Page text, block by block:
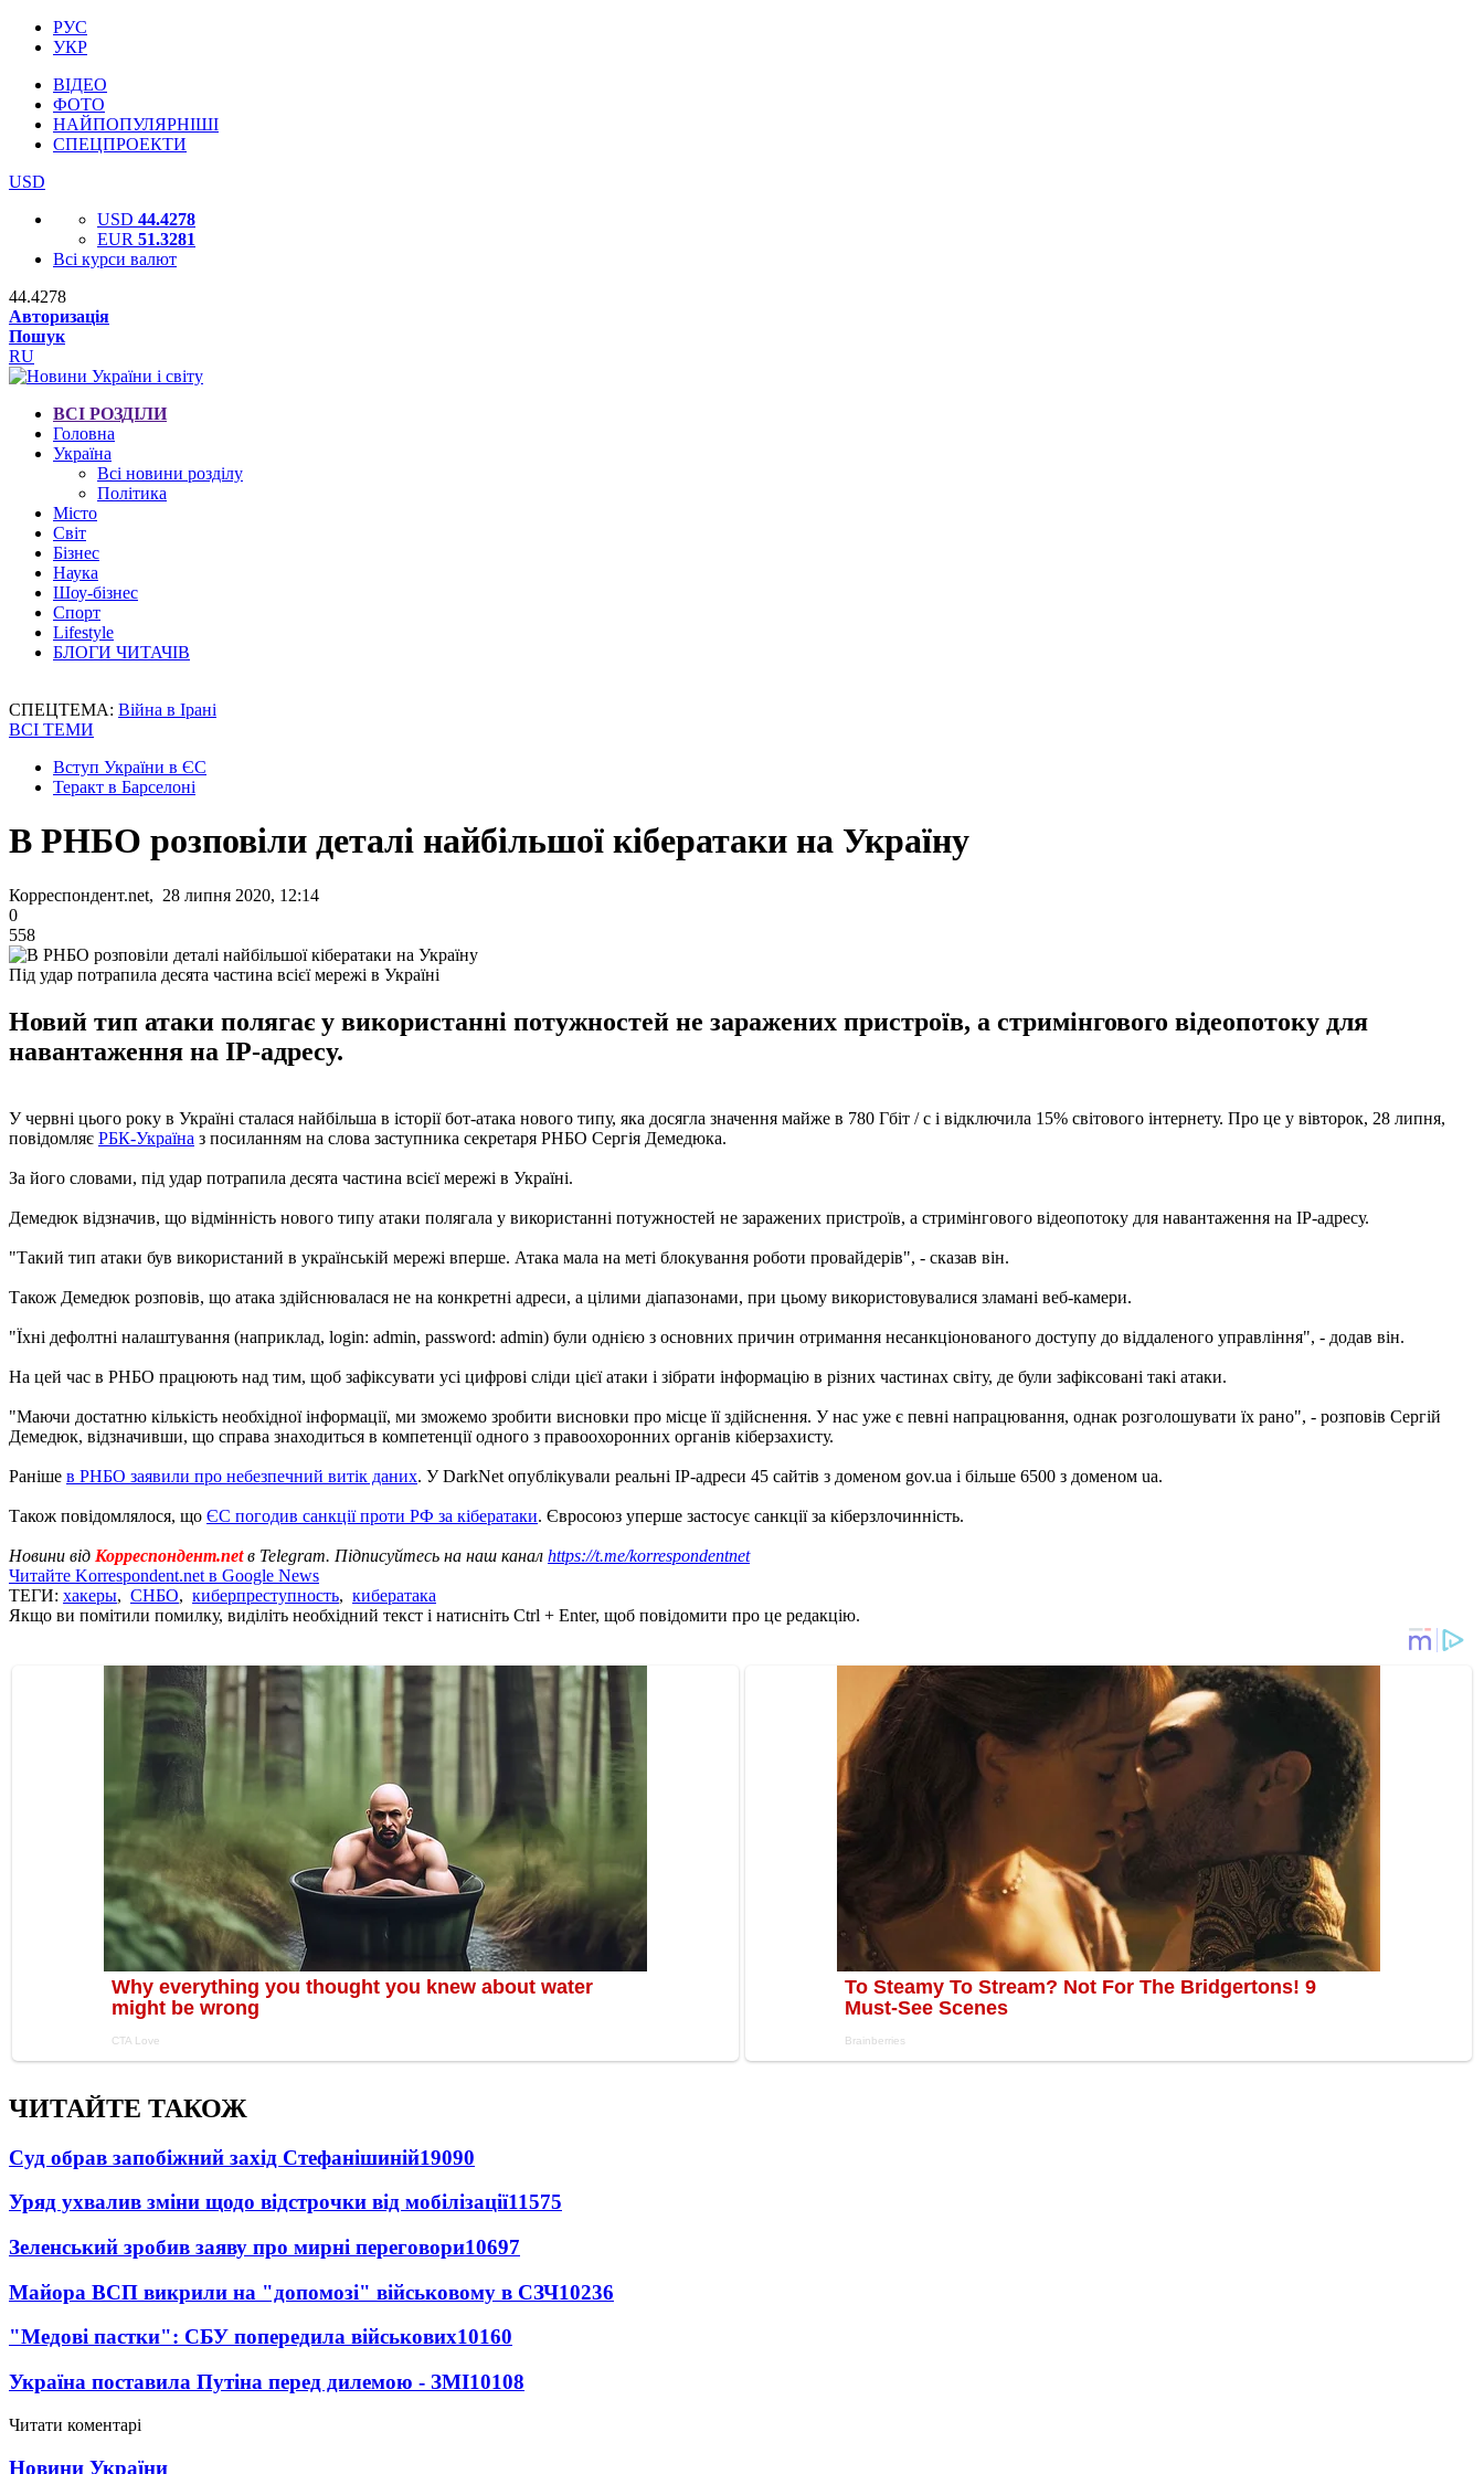
РУС
УКР
ВІДЕО
ФОТО
НАЙПОПУЛЯРНІШІ
СПЕЦПРОЕКТИ
USD
USD 44.4278
EUR 51.3281
Всі курси валют
44.4278
Авторизація
Пошук
RU
ВСІ РОЗДІЛИ
Головна
Україна
Всі новини розділу
Політика
Місто
Світ
Бізнес
Наука
Шоу-бізнес
Спорт
Lifestyle
БЛОГИ ЧИТАЧІВ
СПЕЦТЕМА: Війна в Ірані
ВСІ ТЕМИ
Вступ України в ЄС
Теракт в Барселоні
В РНБО розповіли деталі найбільшої кібератаки на Україну
Корреспондент.net, 28 липня 2020, 12:14
0
558
Під удар потрапила десята частина всієї мережі в Україні
Новий тип атаки полягає у використанні потужностей не заражених пристроїв, а стримінгового відеопотоку для
навантаження на IP-адресу.
У червні цього року в Україні сталася найбільша в історії бот-атака нового типу, яка досягла значення майже в 780 Гбіт / с і відключила 15% світового інтернету. Про це у вівторок, 28 липня,
повідомляє РБК-Україна з посиланням на слова заступника секретаря РНБО Сергія Демедюка.
За його словами, під удар потрапила десята частина всієї мережі в Україні.
Демедюк відзначив, що відмінність нового типу атаки полягала у використанні потужностей не заражених пристроїв, а стримінгового відеопотоку для навантаження на IP-адресу.
"Такий тип атаки був використаний в українській мережі вперше. Атака мала на меті блокування роботи провайдерів", - сказав він.
Також Демедюк розповів, що атака здійснювалася не на конкретні адреси, а цілими діапазонами, при цьому використовувалися зламані веб-камери.
"Їхні дефолтні налаштування (наприклад, login: admin, password: admin) були однією з основних причин отримання несанкціонованого доступу до віддаленого управління", - додав він.
На цей час в РНБО працюють над тим, щоб зафіксувати усі цифрові сліди цієї атаки і зібрати інформацію в різних частинах світу, де були зафіксовані такі атаки.
"Маючи достатню кількість необхідної інформації, ми зможемо зробити висновки про місце її здійснення. У нас уже є певні напрацювання, однак розголошувати їх рано", - розповів Сергій
Демедюк, відзначивши, що справа знаходиться в компетенції одного з правоохоронних органів кіберзахисту.
Раніше в РНБО заявили про небезпечний витік даних. У DarkNet опублікували реальні IP-адреси 45 сайтів з доменом gov.ua і більше 6500 з доменом ua.
Також повідомлялося, що ЄС погодив санкції проти РФ за кібератаки. Євросоюз уперше застосує санкції за кіберзлочинність.
Новини від Корреспондент.netв Telegram. Підписуйтесь на наш канал https://t.me/korrespondentnet
Читайте Korrespondent.net в Google News
ТЕГИ: хакеры, СНБО, киберпреступность, кибератака
Якщо ви помітили помилку, виділіть необхідний текст і натисніть Ctrl + Enter, щоб повідомити про це редакцію.
ЧИТАЙТЕ ТАКОЖ
Суд обрав запобіжний захід Стефанішиній19090
Уряд ухвалив зміни щодо відстрочки від мобілізації11575
Зеленський зробив заяву про мирні переговори10697
Майора ВСП викрили на "допомозі" військовому в СЗЧ10236
"Медові пастки": СБУ попередила військових10160
Україна поставила Путіна перед дилемою - ЗМІ10108
Читати коментарі
Новини України